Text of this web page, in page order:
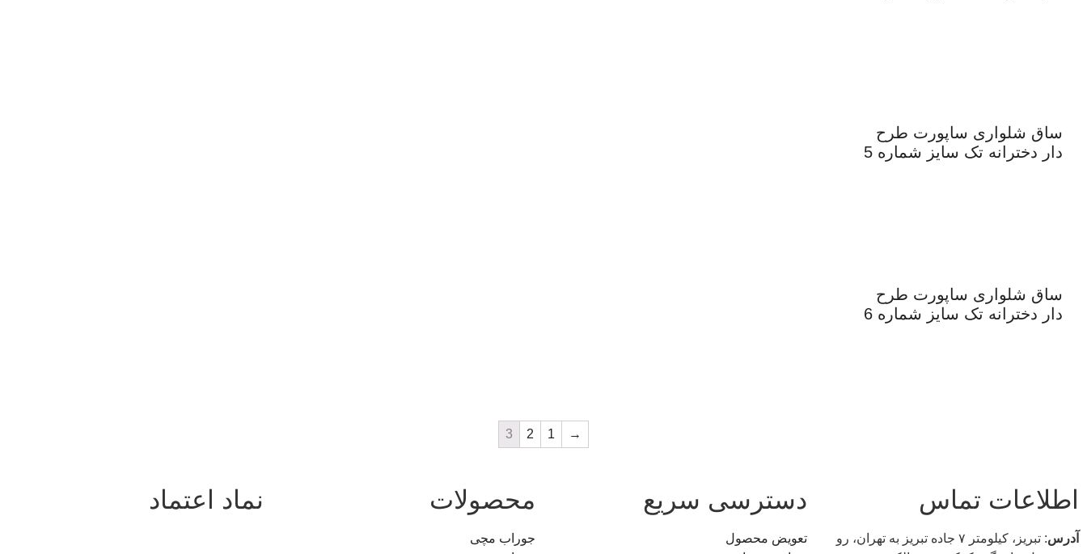
ساق شلواری ساپورت طرح
دار دخترانه تک سایز شماره 5
ساق شلواری ساپورت طرح
دار دخترانه تک سایز شماره 6
→
1
2
3
اطلاعات تماس
آدرس
: تبریز، كيلومتر ۷ جاده تبريز به تهران، رو
دسترسی سریع
تعویض محصول
محصولات
جوراب مچی
نماد اعتماد